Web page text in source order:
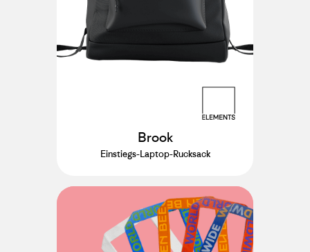
Brook
Einstiegs-Laptop-Rucksack